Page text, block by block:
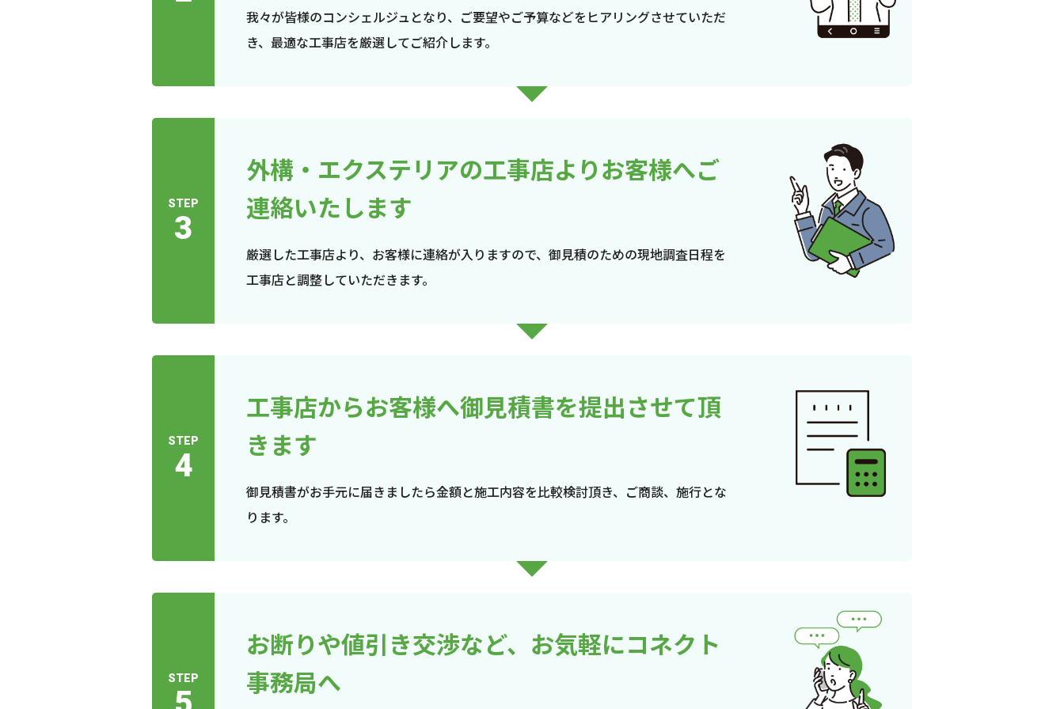
我々が皆様のコンシェルジュとなり、ご要望やご予算などをヒアリングさせていただ
き、最適な工事店を厳選してご紹介します。
STEP
3
外構・エクステリアの工事店よりお客様へご
連絡いたします
厳選した工事店より、お客様に連絡が入りますので、御見積のための現地調査日程を
工事店と調整していただきます。
STEP
4
工事店からお客様へ御見積書を提出させて頂
きます
御見積書がお手元に届きましたら金額と施工内容を比較検討頂き、ご商談、施行とな
ります。
STEP
お断りや値引き交渉など、お気軽にコネクト
事務局へ